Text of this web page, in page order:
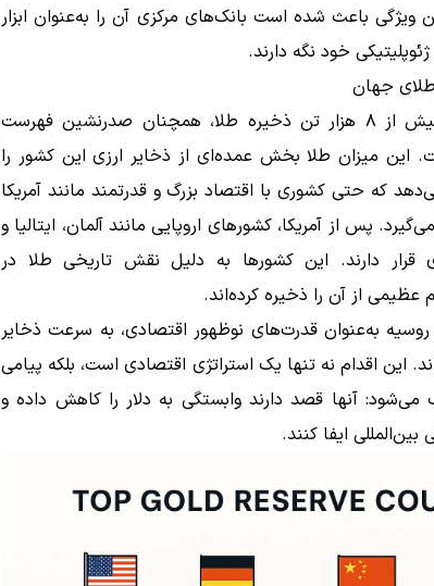
ویژگی باعث شده است بانک‌های مرکزی آن را به‌عنوان ابزار
خود نگه دارند.
طلای جهان
ایالات متحده آمریکا با بیش از ۸ هزار تن ذخیره طلا، همچنان صدرنشین فهرست
این میزان طلا بخش عمده‌ای از ذخایر ارزی این کشور را
که حتی کشوری با اقتصاد بزرگ و قدرتمند مانند آمریکا
پس از آمریکا، کشورهای اروپایی مانند آلمان، ایتالیا و
قرار دارند. این کشورها به دلیل نقش تاریخی طلا در
از آن را ذخیره کرده‌اند.
به‌عنوان قدرت‌های نوظهور اقتصادی، به سرعت ذخایر
این اقدام نه تنها یک استراتژی اقتصادی است، بلکه پیامی
آنها قصد دارند وابستگی به دلار را کاهش داده و
ایفا کنند.